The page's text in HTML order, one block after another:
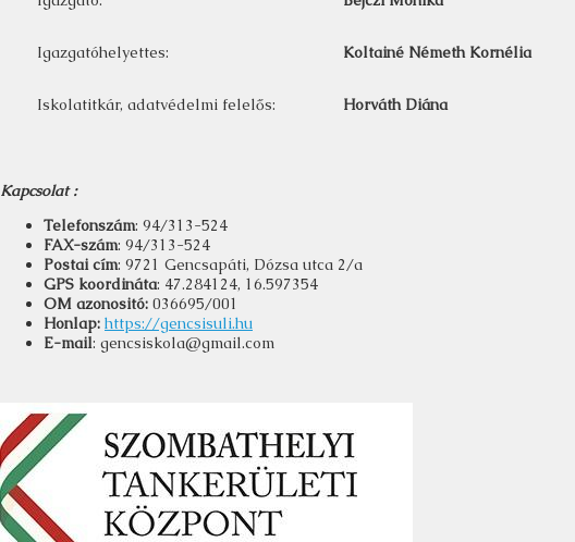
Igazgatóhelyettes: Koltainé Németh Kornélia
Iskolatitkár, adatvédelmi felelős: Horváth Diána
Kapcsolat :
Telefonszám: 94/313-524
FAX-szám: 94/313-524
Postai cím: 9721 Gencsapáti, Dózsa utca 2/a
GPS koordináta: 47.284124, 16.597354
OM azonositó: 036695/001
Honlap: https://gencsisuli.hu
E-mail: gencsiskola@gmail.com